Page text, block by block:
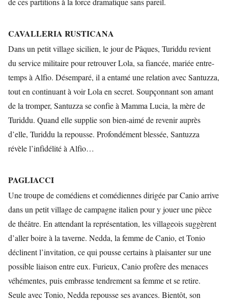
CAVALLERIA RUSTICANA
Dans un petit village sicilien, le jour de Pâques, Turiddu revient
du service militaire pour retrouver Lola, sa fiancée, mariée entre-
temps à Alfio. Désemparé, il a entamé une relation avec Santuzza,
tout en continuant à voir Lola en secret. Soupçonnant son amant
de la tromper, Santuzza se confie à Mamma Lucia, la mère de
Turiddu. Quand elle supplie son bien-aimé de revenir auprès
d’elle, Turiddu la repousse. Profondément blessée, Santuzza
révèle l’infidélité à Alfio…
PAGLIACCI
Une troupe de comédiens et comédiennes dirigée par Canio arrive
dans un petit village de campagne italien pour y jouer une pièce
de théâtre. En attendant la représentation, les villageois suggèrent
d’aller boire à la taverne. Nedda, la femme de Canio, et Tonio
déclinent l’invitation, ce qui pousse certains à plaisanter sur une
possible liaison entre eux. Furieux, Canio profère des menaces
véhémentes, puis embrasse tendrement sa femme et se retire.
Seule avec Tonio, Nedda repousse ses avances. Bientôt, son